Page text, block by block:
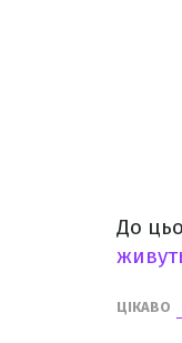
До
ЦІКАВО